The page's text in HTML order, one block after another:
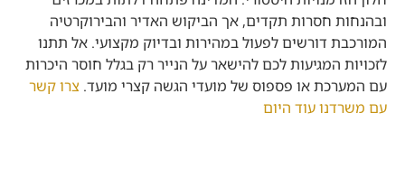
ובהנחות חסרות תקדים, אך הביקוש האדיר והבירוקרטיה
המורכבת דורשים לפעול במהירות ובדיוק מקצועי. אל תתנו
לזכויות המגיעות לכם להישאר על הנייר רק בגלל חוסר היכרות
עם המערכת או פספוס של מועדי הגשה קצרי מועד. צרו קשר
עם משרדנו עוד היום